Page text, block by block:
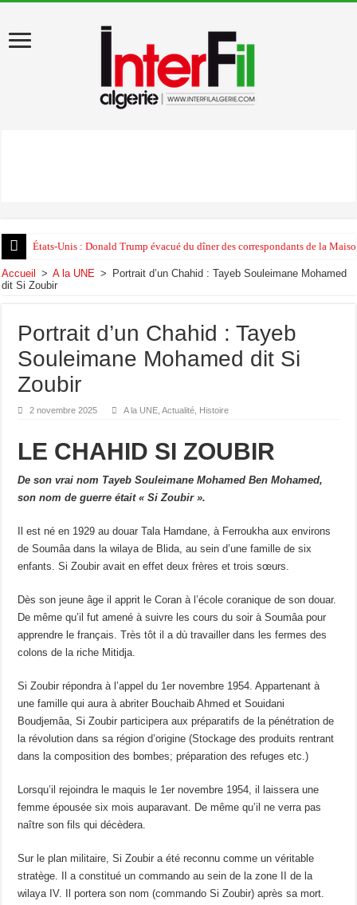
États-Unis : Donald Trump évacué du dîner des correspondants de la
Accueil > A la UNE >
Portrait d’un Chahid : Tayeb Souleimane Mohamed
dit Si Zoubir
Portrait d’un Chahid : Tayeb
Souleimane Mohamed dit Si
Zoubir
2 novembre 2025 A la UNE ,Actualité Histoire
LE CHAHID SI ZOUBIR
De son vrai nom Tayeb Souleimane Mohamed Ben Mohamed,
son nom de guerre était « Si Zoubir ».
Il est né en 1929 au douar Tala Hamdane, à Ferroukha aux environs
de Soumâa dans la wilaya de Blida, au sein d’une famille de six
enfants. Si Zoubir avait en effet deux frères et trois sœurs.
Dès son jeune âge il apprit le Coran à l’école coranique de son douar.
De même qu’il fut amené à suivre les cours du soir à Soumâa pour
apprendre le français. Très tôt il a dù travailler dans les fermes des
colons de la riche Mitidja.
Si Zoubir répondra à l’appel du 1er novembre 1954. Appartenant à
une famille qui aura à abriter Bouchaib Ahmed et Souidani
Boudjemâa, Si Zoubir participera aux préparatifs de la pénétration de
la révolution dans sa région d’origine (Stockage des produits rentrant
dans la composition des bombes; préparation des refuges etc.)
Lorsqu’il rejoindra le maquis le 1er novembre 1954, il laissera une
femme épousée six mois auparavant. De même qu’il ne verra pas
naître son fils qui décèdera.
Sur le plan militaire, Si Zoubir a été reconnu comme un véritable
stratège. Il a constitué un commando au sein de la zone II de la
wilaya IV. Il portera son nom (commando Si Zoubir) après sa mort.